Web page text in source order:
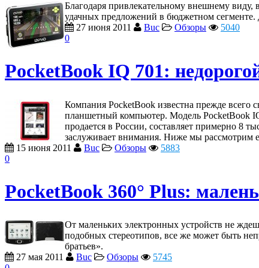
Благодаря привлекательному внешнему
удачных предложений в бюджетном сегменте.
27 июня 2011
Buc Обзоры
5040
0
PocketBook IQ 701:
Компания PocketBook известна прежде всего
планшетный компьютер. Модель PocketBook
продается в России, составляет примерно 8
заслуживает внимания. Ниже мы рассмотрим
15 июня 2011
Buc Обзоры
5883
0
PocketBook 360° Plus:
От маленьких электронных устройств не
подобных стереотипов, все же может быть
братьев».
27 мая 2011
Buc Обзоры
5745